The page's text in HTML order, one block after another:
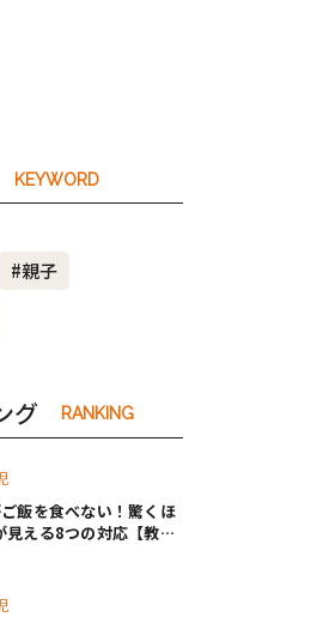
KEYWORD
#親子
グ RANKING
飯を食べない！驚くほ
見える8つの対応【教え